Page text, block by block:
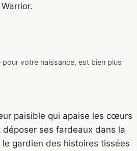
votre naissance, est bien plus
paisible qui apaise les cœurs
ses fardeaux dans la
gardien des histoires tissées